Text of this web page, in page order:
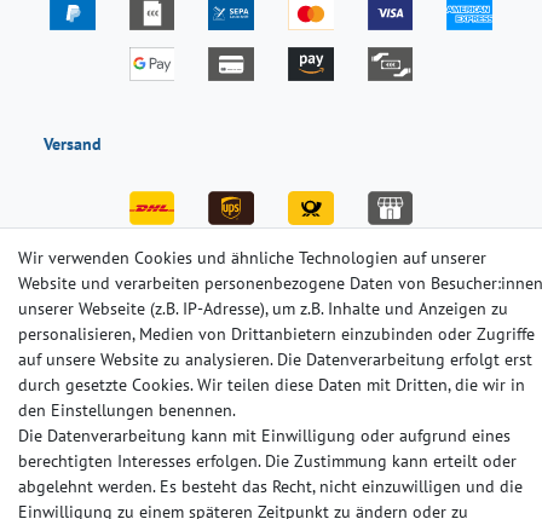
Versand
Impressum Daten­schutz­erklärung AGB
Barrierefreiheitserklärung Widerrufs­recht Kontakt
Wir verwenden Cookies und ähnliche Technologien auf unserer
Website und verarbeiten personenbezogene Daten von Besucher:innen
unserer Webseite (z.B. IP-Adresse), um z.B. Inhalte und Anzeigen zu
personalisieren, Medien von Drittanbietern einzubinden oder Zugriffe
auf unsere Website zu analysieren. Die Datenverarbeitung erfolgt erst
durch gesetzte Cookies. Wir teilen diese Daten mit Dritten, die wir in
den Einstellungen benennen.
Die Datenverarbeitung kann mit Einwilligung oder aufgrund eines
berechtigten Interesses erfolgen. Die Zustimmung kann erteilt oder
abgelehnt werden. Es besteht das Recht, nicht einzuwilligen und die
Einwilligung zu einem späteren Zeitpunkt zu ändern oder zu
© Copyright 2024-2025 | Alle Rechte vorbehalten.